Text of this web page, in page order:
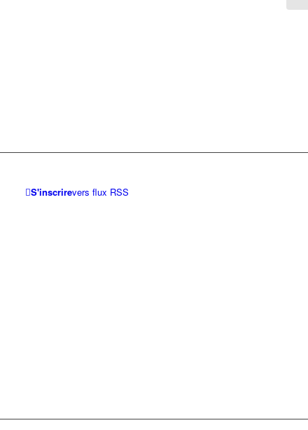
S'inscrirevers flux RSS